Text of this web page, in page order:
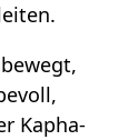
Kapha-